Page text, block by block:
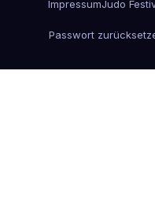
ImpressumJudo
Passwort